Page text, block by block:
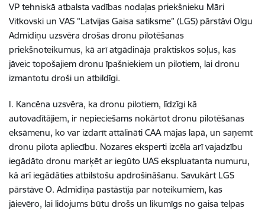
VP tehniskā atbalsta vadības nodaļas priekšnieku Māri
Vitkovski un VAS "Latvijas Gaisa satiksme” (LGS) pārstāvi Olgu
Admidiņu uzsvēra drošas dronu pilotēšanas
priekšnoteikumus, kā arī atgādināja praktiskos soļus, kas
jāveic topošajiem dronu īpašniekiem un pilotiem, lai dronu
izmantotu droši un atbildīgi.
I. Kancēna uzsvēra, ka dronu pilotiem, līdzīgi kā
autovadītājiem, ir nepieciešams nokārtot dronu pilotēšanas
eksāmenu, ko var izdarīt attālināti CAA mājas lapā, un saņemt
dronu pilota apliecību. Nozares eksperti izcēla arī vajadzību
iegādāto dronu marķēt ar iegūto UAS ekspluatanta numuru,
kā arī iegādāties atbilstošu apdrošināšanu. Savukārt LGS
pārstāve O. Admidiņa pastāstīja par noteikumiem, kas
jāievēro, lai lidojums būtu drošs un likumīgs no gaisa telpas